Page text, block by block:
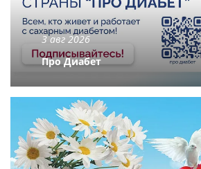
3 авг 2026
Про Диабет